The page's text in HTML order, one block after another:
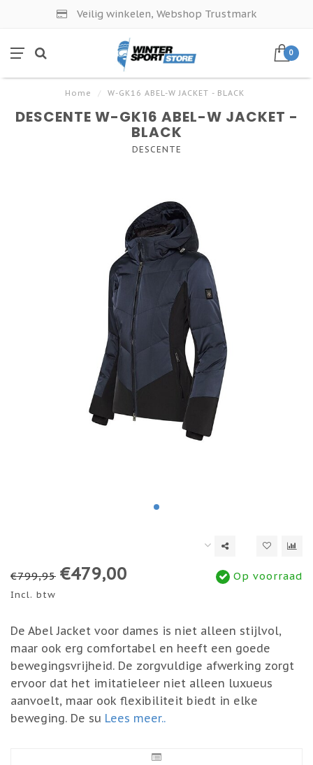
Veilig winkelen, Webshop Trustmark
0
Home / W-GK16 ABEL-W JACKET - BLACK
DESCENTE W-GK16 ABEL-W JACKET -
BLACK
DESCENTE
€799,95 €479,00
Incl. btw
Op voorraad
De Abel Jacket voor dames is niet alleen stijlvol,
maar ook erg comfortabel en heeft een goede
bewegingsvrijheid. De zorgvuldige afwerking zorgt
ervoor dat het imitatieleer niet alleen luxueus
aanvoelt, maar ook flexibiliteit biedt in elke
beweging. De su Lees meer..